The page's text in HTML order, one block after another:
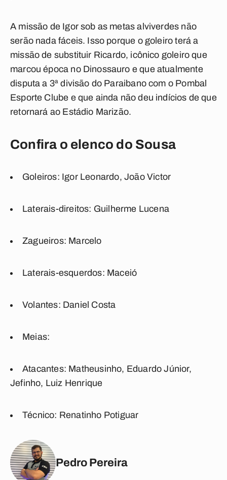
A missão de Igor sob as metas alviverdes não
serão nada fáceis. Isso porque o goleiro terá a
missão de substituir Ricardo, icônico goleiro que
marcou época no Dinossauro e que atualmente
disputa a 3ª divisão do Paraibano com o Pombal
Esporte Clube e que ainda não deu indícios de que
retornará ao Estádio Marizão.
Confira o elenco do Sousa
Goleiros: Igor Leonardo, João Victor
Laterais-direitos: Guilherme Lucena
Zagueiros: Marcelo
Laterais-esquerdos: Maceió
Volantes: Daniel Costa
Meias:
Atacantes: Matheusinho, Eduardo Júnior,
Jefinho, Luiz Henrique
Técnico: Renatinho Potiguar
Pedro Pereira